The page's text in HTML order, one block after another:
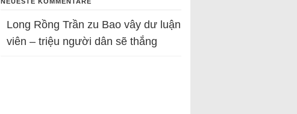
Long Rồng Trần zu Bao vây dư luận
viên – triệu người dân sẽ thắng